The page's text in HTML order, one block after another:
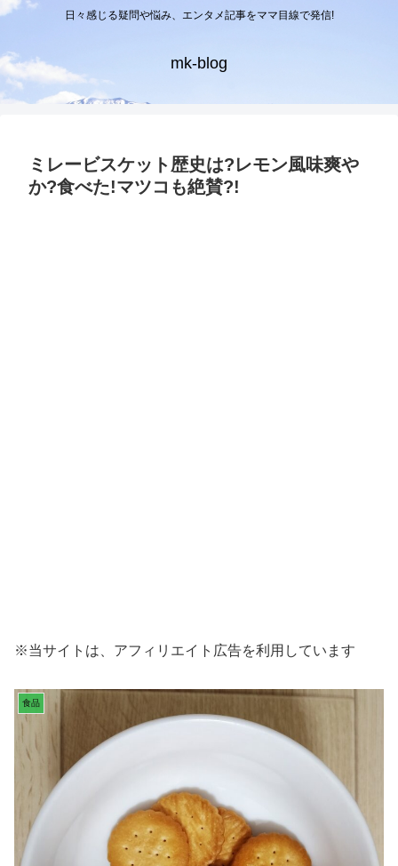
日々感じる疑問や悩み、エンタメ記事をママ目線で発信!
mk-blog
ミレービスケット歴史は?レモン風味爽や
か?食べた!マツコも絶賛?!
※当サイトは、アフィリエイト広告を利用しています
食品